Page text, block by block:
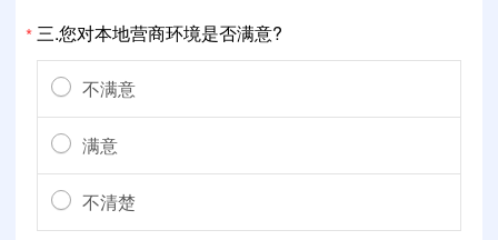
*三.您对本地营商环境是否满意?
不满意
满意
不清楚